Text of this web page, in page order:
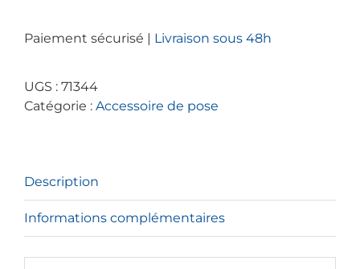
DS-
pour
application
Paiement sécurisé | Livraison sous 48h
UGS : 71344
Catégorie : Accessoire de pose
Description
Informations complémentaires